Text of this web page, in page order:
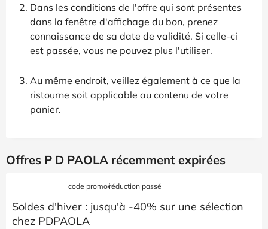
Dans les conditions de l'offre qui sont présentes
dans la fenêtre d'affichage du bon, prenez
connaissance de sa date de validité. Si celle-ci
est passée, vous ne pouvez plus l'utiliser.
Au même endroit, veillez également à ce que la
ristourne soit applicable au contenu de votre
panier.
Offres P D PAOLA récemment expirées
code promo/réduction passé
Soldes d'hiver : jusqu'à -40% sur une sélection
chez PDPAOLA